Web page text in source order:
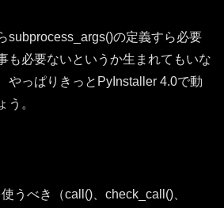
subprocess_args()の定義すら必要
も必要ないというか生まれてもいな
やっぱりきっとPyInstaller 4.0で動
う。
うべき（call()、check_call()、